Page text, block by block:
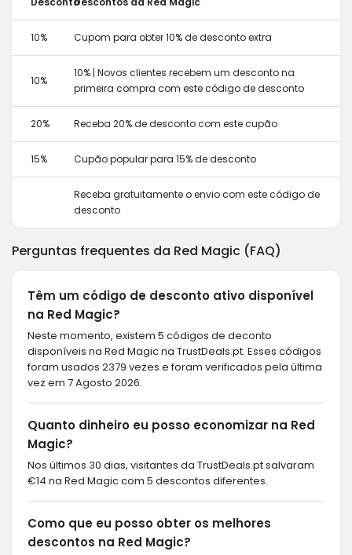
10% Cupom para obter 10% de desconto extra
10%
10% | Novos clientes recebem um desconto na
primeira compra com este código de desconto
20% Receba 20% de desconto com este cupão
15% Cupão popular para 15% de desconto
Receba gratuitamente o envio com este código de
desconto
Perguntas frequentes da Red Magic (FAQ)
Têm um código de desconto ativo disponível
na Red Magic?
Neste momento, existem 5 códigos de deconto
disponíveis na Red Magic na TrustDeals.pt. Esses códigos
foram usados 2379 vezes e foram verificados pela última
vez em 7 Agosto 2026.
Quanto dinheiro eu posso economizar na Red
Magic?
Nos últimos 30 dias, visitantes da TrustDeals.pt salvaram
€14 na Red Magic com 5 descontos diferentes.
Como que eu posso obter os melhores
descontos na Red Magic?